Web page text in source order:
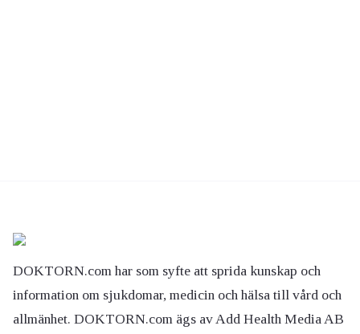
DOKTORN.com har som syfte att sprida kunskap och
information om sjukdomar, medicin och hälsa till vård och
allmänhet. DOKTORN.com ägs av Add Health Media AB